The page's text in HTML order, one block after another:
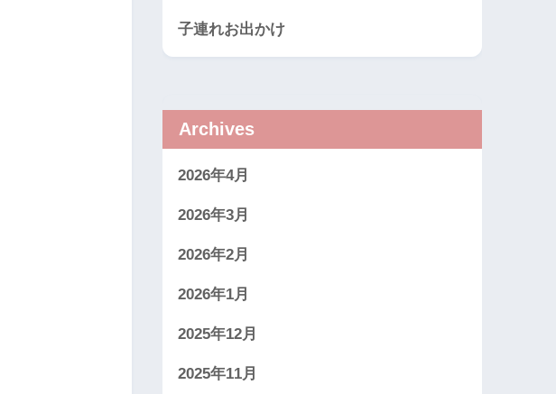
子連れお出かけ
Archives
2026年4月
2026年3月
2026年2月
2026年1月
2025年12月
2025年11月